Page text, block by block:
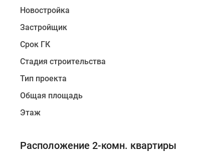
Новостройка
Застройщик
Срок ГК
Стадия строительства
Тип проекта
Общая площадь
Этаж
Расположение 2-комн. квартиры